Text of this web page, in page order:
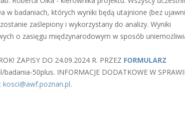
w badaniach, których wyniki będą utajnione (bez
zaślepiony i wykorzystany do analizy. Wyniki
o zasięgu międzynarodowym w sposób
ZAPISY DO 24.09.2024 R. PRZEZ FORMULARZ
50plus. INFORMACJE DODATKOWE W
kosci@awf.poznan.pl.